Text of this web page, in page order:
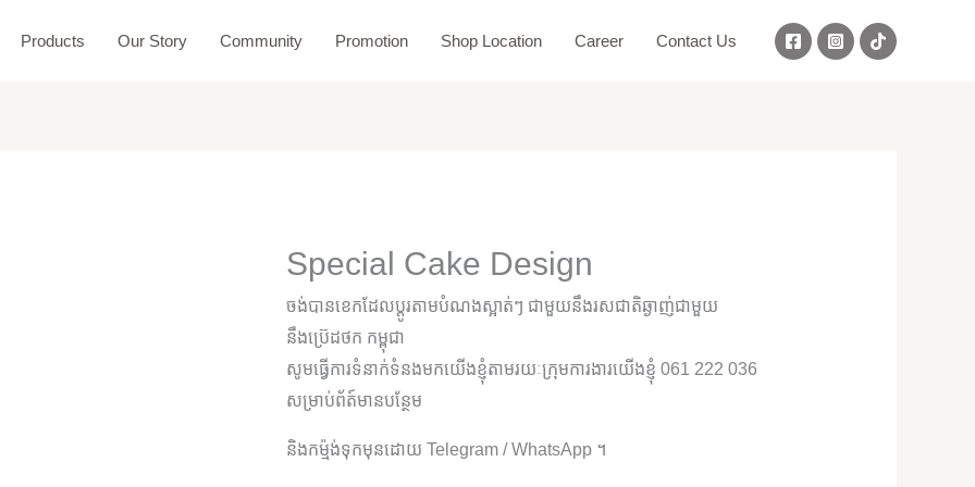
Products Our Story Community Promotion Shop Location Career Contact Us
Special Cake Design
ចង់បានខេកដែលប្តូរតាមបំណងស្អាត់ៗ ជាមួយនឹងរសជាតិឆ្ងាញ់ជាមួយ
នឹងប្រ៊េដថក កម្ពុជា
សូមធ្វើការទំនាក់ទំនងមកយើងខ្ញុំតាមរយៈក្រុមការងារយើងខ្ញុំ 061 222 036
សម្រាប់ព័ត៍មានបន្ថែម
និងកម្ម៉ង់ទុកមុនដោយ Telegram / WhatsApp ។